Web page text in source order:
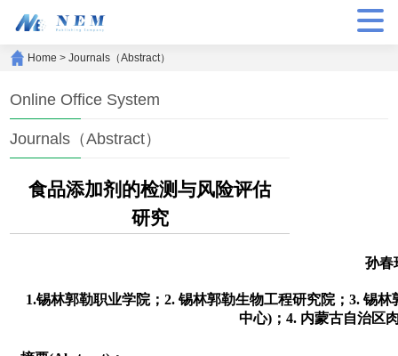
Home >Journals（Abstract）
Online Office System
Journals（Abstract）
食品添加剂的检测与风险评估
研究
孙
1.锡林郭勒职业学院；2. 锡林郭勒生物工程研究院；3. 锡
中心)；4. 内蒙古自治区